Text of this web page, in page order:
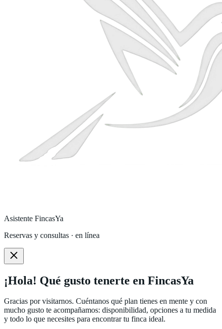
Asistente FincasYa
Reservas y consultas · en línea
¡Hola! Qué gusto tenerte en FincasYa
Gracias por visitarnos. Cuéntanos qué plan tienes en mente y con
mucho gusto te acompañamos: disponibilidad, opciones a tu medida
y todo lo que necesites para encontrar tu finca ideal.